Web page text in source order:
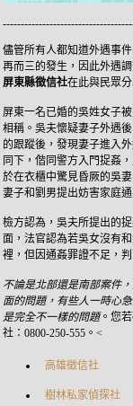
儘管所有人都知道外遇事
再而三的發生，因此外遇
屏東縣徵信社在此與民眾
屏東一名已婚的吳姓女子
相稱。吳夫懷疑妻子外遇
的跟蹤後，發現妻子進入
同下，偕同警方入門捉姦
於在衣櫃中驚見昏厥的吳
妻子和劉男提出妨害家庭
檢方認為，吳夫所提出的
面，法官認為若吳女沒有
裡，但因通姦罪證不足，
不論是北部還是南部案件
面的問題，有些人一時心
是完全不一樣的問題。您
社：0800-250-555。<
高雄徵信社
樹林私家偵探社